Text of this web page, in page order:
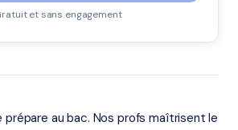
et sans engagement
prépare au bac. Nos profs maîtrisent le